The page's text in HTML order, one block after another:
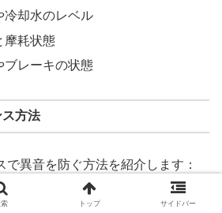
冷却水のレベル
摩耗状態
ブレーキの状態
ス方法
で異音を防ぐ方法を紹介します：
に行う トップ サイドバー